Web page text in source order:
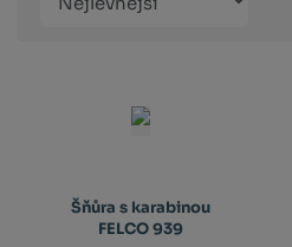
produktů
Šňůra s karabinou
FELCO 939